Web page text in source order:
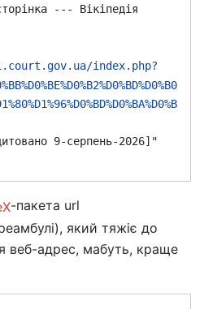
index.php?
-пакета url
який тяжіє до
веб-адрес, мабуть, краще